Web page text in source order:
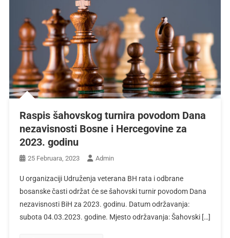
Raspis šahovskog turnira povodom Dana
nezavisnosti Bosne i Hercegovine za
2023. godinu
25 Februara, 2023 Admin
U organizaciji Udruženja veterana BH rata i odbrane
bosanske časti održat će se šahovski turnir povodom Dana
nezavisnosti BiH za 2023. godinu. Datum održavanja:
subota 04.03.2023. godine. Mjesto održavanja: Šahovski […]